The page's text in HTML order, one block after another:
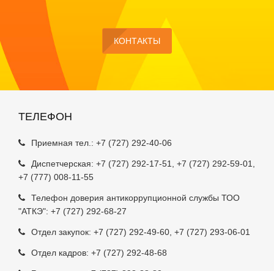
КОНТАКТЫ
ТЕЛЕФОН
Приемная тел.: +7 (727) 292-40-06
Диспетчерская: +7 (727) 292-17-51 +7 (727) 292-59-01
+7 (777) 008-11-55
Телефон доверия антикоррупционной службы ТОО
"АТКЭ": +7 (727) 292-68-27
Отдел закупок: +7 (727) 292-49-60 +7 (727) 293-06-01
Отдел кадров: +7 (727) 292-48-68